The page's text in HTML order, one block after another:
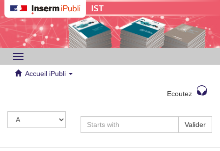
Toggle
navigation
Accueil iPubli
Ecoutez
Valider